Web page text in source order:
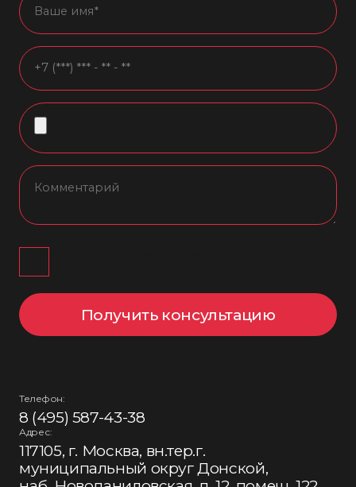
Получить консультацию
Телефон:
8 (495) 587-43-38
Адрес:
117105, г. Москва, вн.тер.г.
муниципальный округ Донской,